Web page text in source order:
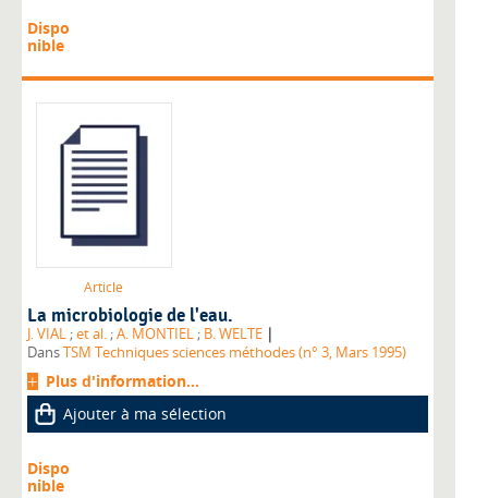
Dispo
nible
Article
La microbiologie de l'eau.
J. VIAL ;et al. ;A. MONTIEL ; B. WELTE |
DansTSM Techniques sciences méthodes (n° 3, Mars 1995)
Plus d'information...
Ajouter à ma sélection
Dispo
nible